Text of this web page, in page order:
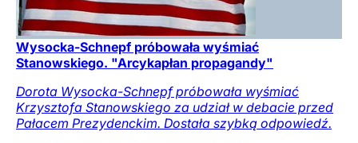
Wysocka-Schnepf próbowała wyśmiać
Stanowskiego. "Arcykapłan propagandy"
Dorota Wysocka-Schnepf próbowała wyśmiać
Krzysztofa Stanowskiego za udział w debacie przed
Pałacem Prezydenckim. Dostała szybką odpowiedź.